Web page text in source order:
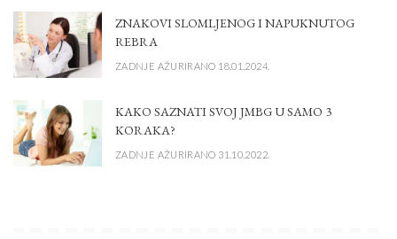
ZNAKOVI SLOMLJENOG I NAPUKNUTOG
REBRA
ZADNJE AŽURIRANO 18.01.2024.
KAKO SAZNATI SVOJ JMBG U SAMO 3
KORAKA?
ZADNJE AŽURIRANO 31.10.2022.